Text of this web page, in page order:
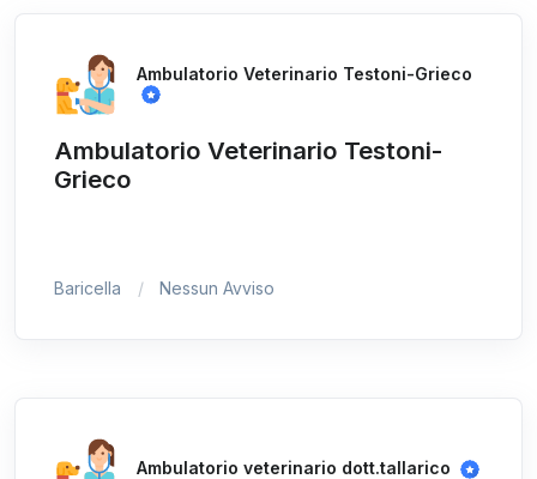
Ambulatorio Veterinario Testoni-Grieco
Ambulatorio Veterinario Testoni-
Grieco
Baricella Nessun Avviso
Ambulatorio veterinario dott.tallarico